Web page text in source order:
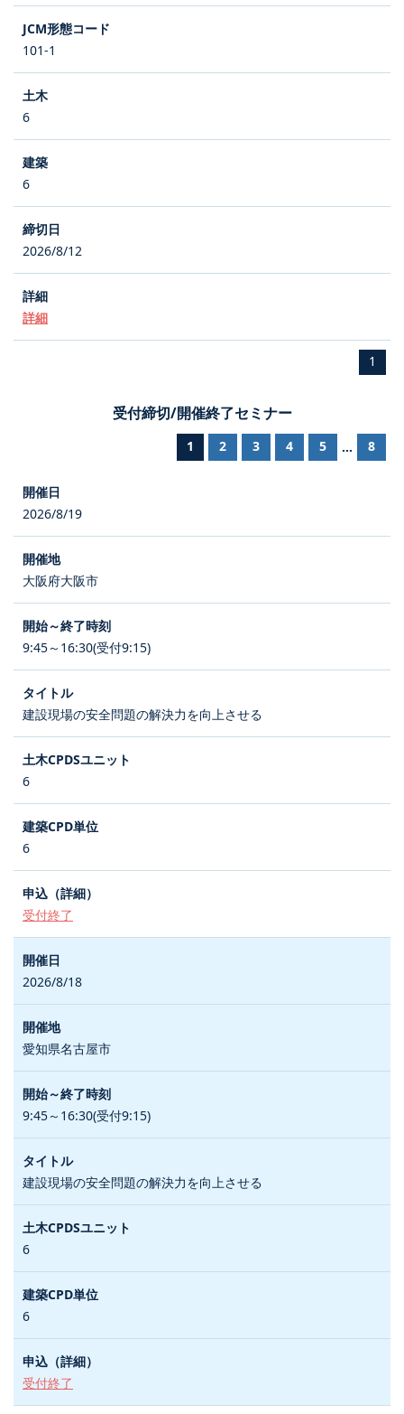
101-1
6
6
2026/8/12
詳細
1
受付締切/開催終了セミナー
1 2 3 4 5 ... 8
2026/8/19
大阪府大阪市
9:45～16:30(受付9:15)
建設現場の安全問題の解決力を向上させる
6
6
受付終了
2026/8/18
愛知県名古屋市
9:45～16:30(受付9:15)
建設現場の安全問題の解決力を向上させる
6
6
受付終了